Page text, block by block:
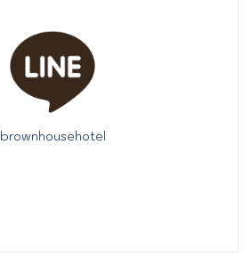
brownhousehotel